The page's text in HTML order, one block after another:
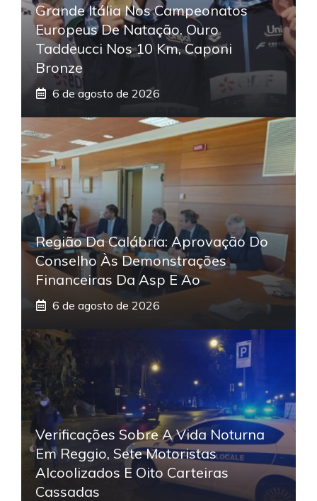
Grande Itália Nos Campeonatos
Europeus De Natação. Ouro
Taddeucci Nos 10 Km, Caponi
Bronze
6 de agosto de 2026
Região Da Calábria: Aprovação Do
Conselho Às Demonstrações
Financeiras Da Asp E Ao
6 de agosto de 2026
Verificações Sobre A Vida Noturna
Em Reggio, Sete Motoristas
Alcoolizados E Oito Carteiras
Cassadas